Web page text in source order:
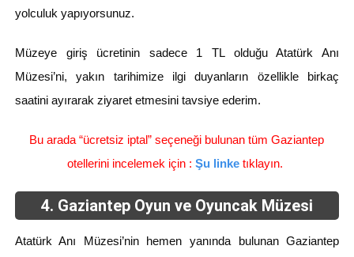
yolculuk yapıyorsunuz.
Müzeye giriş ücretinin sadece 1 TL olduğu Atatürk Anı
Müzesi’ni, yakın tarihimize ilgi duyanların özellikle birkaç
saatini ayırarak ziyaret etmesini tavsiye ederim.
Bu arada “ücretsiz iptal” seçeneği bulunan tüm Gaziantep
otellerini incelemek için : Şu linke tıklayın.
4. Gaziantep Oyun ve Oyuncak Müzesi
Atatürk Anı Müzesi’nin hemen yanında bulunan Gaziantep